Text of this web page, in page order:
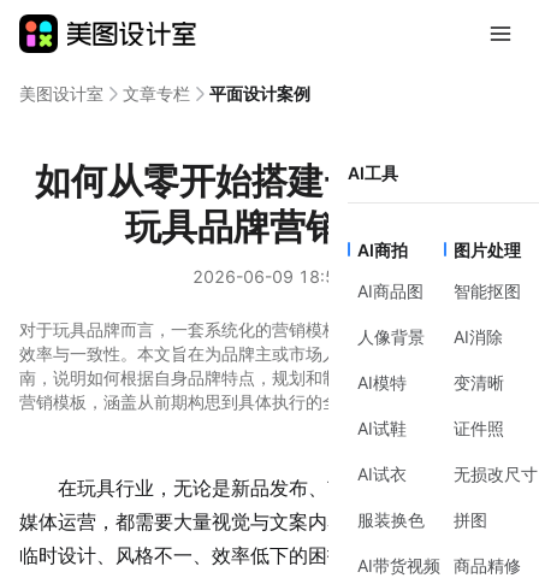
AI工具
AI商拍
AI商品图
人像背景
AI模特
AI试鞋
AI试衣
服装换色
AI带货视频
图片处理
智能抠图
AI消除
变清晰
证件照
无损改尺寸
拼图
商品精修
美图设计室 文章专栏 平面设计案例
如何从零开始搭建一套有效的
玩具品牌营销模板
2026-06-09 18:54
对于玩具品牌而言，一套系统化的营销模板能显著提升内容输出的
效率与一致性。本文旨在为品牌主或市场人员提供一份清晰的指
南，说明如何根据自身品牌特点，规划和制作一套实用的玩具品牌
营销模板，涵盖从前期构思到具体执行的全过程。
在玩具行业，无论是新品发布、节日促销还是日常社交
媒体运营，都需要大量视觉与文案内容。许多团队常常面临
临时设计、风格不一、效率低下的困扰。这时，一套预先规